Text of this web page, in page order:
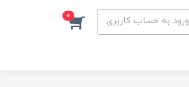
ورود به حساب کاربری 0